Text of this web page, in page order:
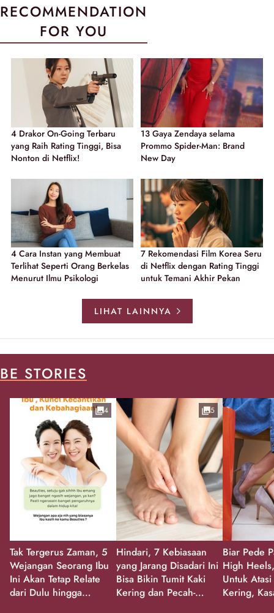
RECOMMENDATION
FOR YOU
4 Drakor On-Going Terbaru
yang Raih Rating Tinggi, Bisa
Nonton di Netflix!
13 Gaya Zendaya selama
Prommo Spider-Man: Brand
New Day
4 Cara Instan yang Membuat
Terlihat Seperti Orang Berkelas
Menurut Ilmu Psikologi
7 Rekomendasi Film Korea Seru
di Netflix dengan Rating Tinggi
untuk Temani Akhir Pekan
LIHAT LAINNYA
BE STORIES
Tak Tergerus Zaman, 5
Wejangan Seorang Ibu
Ini Akan Tetap Relate
dari Dulu hingga
4
Hindari, 7 Kebiasaan
yang Jarang Disadari Ini
Bisa Bikin Tumit Kaki
Kering dan Pecah-
5
Biar Pede
High
Untuk
Kering,